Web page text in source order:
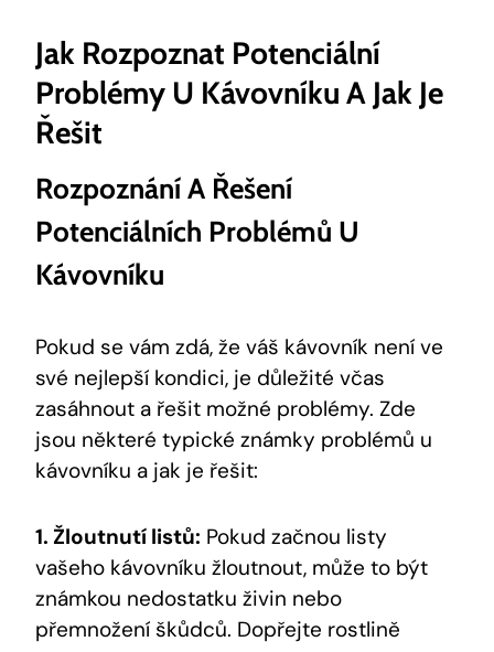
Jak Rozpoznat Potenciální
Problémy U Kávovníku A Jak Je
Řešit
Rozpoznání A Řešení
Potenciálních Problémů U
Kávovníku
Pokud se vám zdá, že váš kávovník není ve
své nejlepší kondici, je důležité včas
zasáhnout a řešit možné problémy. Zde
jsou některé typické známky problémů u
kávovníku a jak je řešit:
1. Žloutnutí listů: Pokud začnou listy
vašeho kávovníku žloutnout, může to být
známkou nedostatku živin nebo
přemnožení škůdců. Dopřejte rostlině